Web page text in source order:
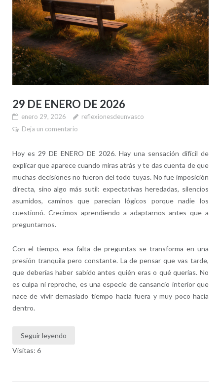
29 DE ENERO DE 2026
enero 29, 2026
reflexionesdeunvasco
Deja un comentario
Hoy es 29 DE ENERO DE 2026. Hay una sensación difícil de
explicar que aparece cuando miras atrás y te das cuenta de que
muchas decisiones no fueron del todo tuyas. No fue imposición
directa, sino algo más sutil: expectativas heredadas, silencios
asumidos, caminos que parecían lógicos porque nadie los
cuestionó. Crecimos aprendiendo a adaptarnos antes que a
preguntarnos.
Con el tiempo, esa falta de preguntas se transforma en una
presión tranquila pero constante. La de pensar que vas tarde,
que deberías haber sabido antes quién eras o qué querías. No
es culpa ni reproche, es una especie de cansancio interior que
nace de vivir demasiado tiempo hacia fuera y muy poco hacia
dentro.
Seguir leyendo
Visitas: 6